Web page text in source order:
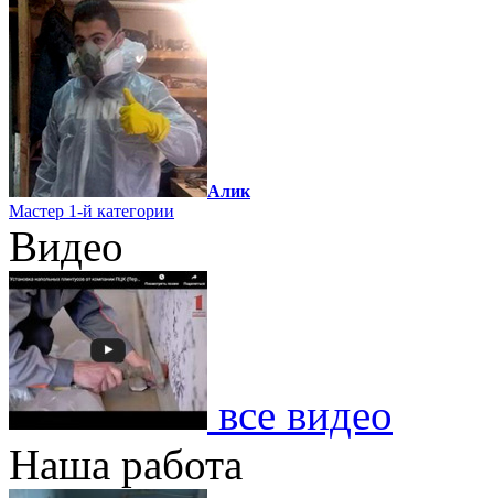
Алик
Мастер 1-й категории
Видео
все видео
Наша работа